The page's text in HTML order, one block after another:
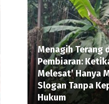
Menagih Terang
Pembiaran:
Melesat’ Hanya
Slogan Tanpa
Hukum